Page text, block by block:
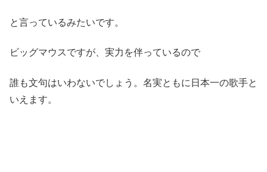
と言っているみたいです。
ビッグマウスですが、実力を伴っているので
誰も文句はいわないでしょう。名実ともに日本一の歌手と
いえます。